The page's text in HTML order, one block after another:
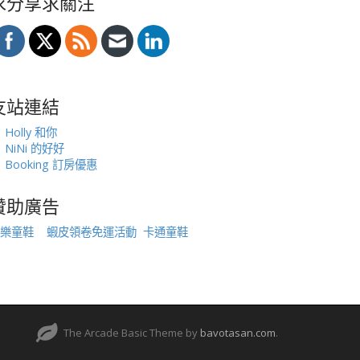
站連結
Holly 和你
NiNi 的好好
Booking 訂房優惠
助廣告
童鞋 蝦皮領卷免運活動 卡通童鞋
The Arcade Basic Theme by bavotasan.com.